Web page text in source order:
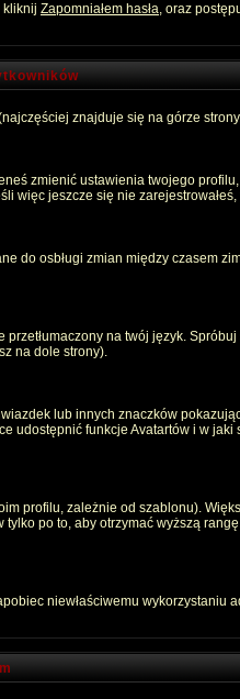
kliknij Zapomniałem hasła, oraz
znajduje się na górze
zmienić ustawienia twojego
więc jeszcze się nie
do osbługi zmian między czasem
na twój język.
na dole strony).
lub innych znaczków
udostępnić funkcje Avatartów i w
profilu, zależnie od szablonu).
po to, aby otrzymać wyższą
niewłaściwemu wykorzystaniu